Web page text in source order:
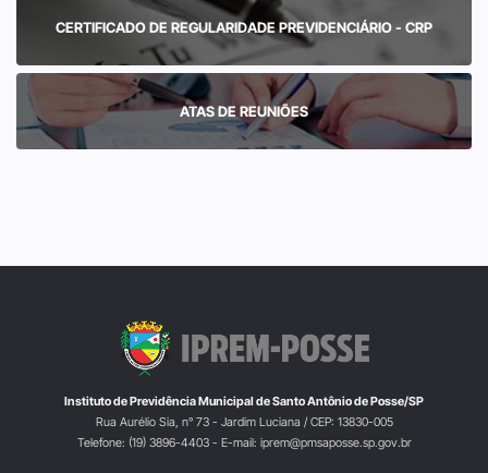
CERTIFICADO DE REGULARIDADE PREVIDENCIÁRIO - CRP
ATAS DE REUNIÕES
Instituto de Previdência Municipal de Santo Antônio de Posse/SP
Rua Aurélio Sia, n° 73 - Jardim Luciana / CEP: 13830-005
Telefone: (19) 3896-4403 - E-mail: iprem@pmsaposse.sp.gov.br